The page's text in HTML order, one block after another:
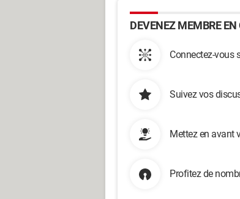
DEVENEZ MEMBRE EN
Connectez-vous
Suivez vos
Mettez en avant
Profitez de